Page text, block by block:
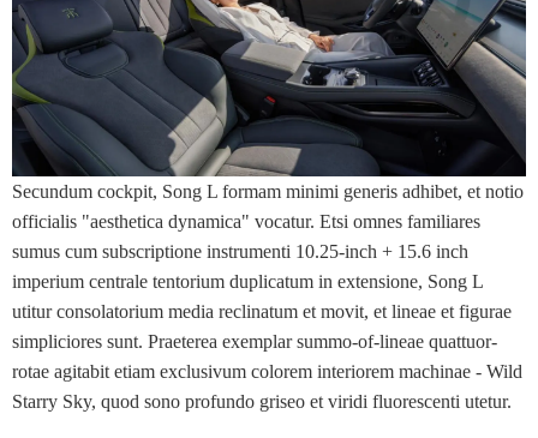
Secundum cockpit, Song L formam minimi generis adhibet, et notio
officialis "aesthetica dynamica" vocatur. Etsi omnes familiares
sumus cum subscriptione instrumenti 10.25-inch + 15.6 inch
imperium centrale tentorium duplicatum in extensione, Song L
utitur consolatorium media reclinatum et movit, et lineae et figurae
simpliciores sunt. Praeterea exemplar summo-of-lineae quattuor-
rotae agitabit etiam exclusivum colorem interiorem machinae - Wild
Starry Sky, quod sono profundo griseo et viridi fluorescenti utetur.